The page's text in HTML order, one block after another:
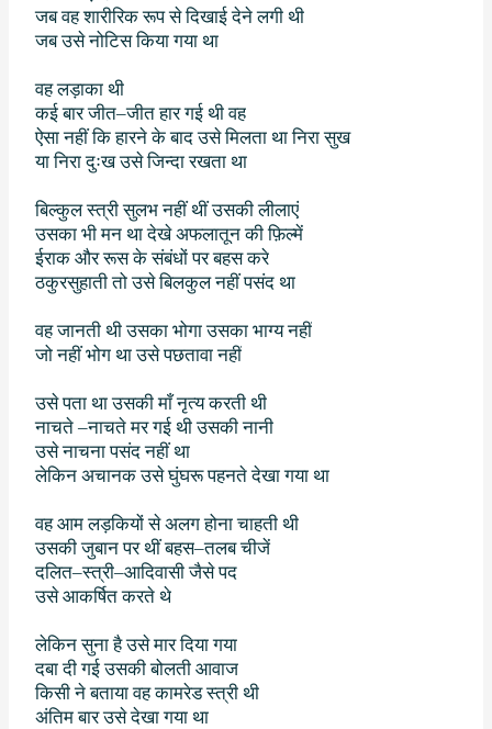
जब वह शारीरिक रूप से दिखाई देने लगी थी
जब उसे नोटिस किया गया था
वह लड़ाका थी
कई बार जीत–जीत हार गई थी वह
ऐसा नहीं कि हारने के बाद उसे मिलता था निरा सुख
या निरा दुःख उसे जिन्दा रखता था
बिल्कुल स्त्री सुलभ नहीं थीं उसकी लीलाएं
उसका भी मन था देखे अफलातून की फ़िल्में
ईराक और रूस के संबंधों पर बहस करे
ठकुरसुहाती तो उसे बिलकुल नहीं पसंद था
वह जानती थी उसका भोगा उसका भाग्य नहीं
जो नहीं भोग था उसे पछतावा नहीं
उसे पता था उसकी माँ नृत्य करती थी
नाचते–नाचते मर गई थी उसकी नानी
उसे नाचना पसंद नहीं था
लेकिन अचानक उसे घुंघरू पहनते देखा गया था
वह आम लड़कियों से अलग होना चाहती थी
उसकी जुबान पर थीं बहस–तलब चीजें
दलित–स्त्री–आदिवासी जैसे पद
उसे आकर्षित करते थे
लेकिन सुना है उसे मार दिया गया
दबा दी गई उसकी बोलती आवाज
किसी ने बताया वह कामरेड स्त्री थी
अंतिम बार उसे देखा गया था